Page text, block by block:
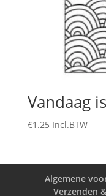
Vandaag
€1.25 Incl.BTW
Algemene
Verzenden